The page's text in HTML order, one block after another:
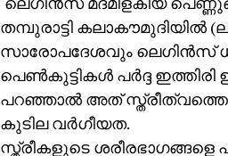
തമ്പുരാട്ടി കലാകൗമുദിയില്‍
സാരോപദേശവും ലെഗിന്‍സ്
പെണ്‍കുട്ടികള്‍ പര്‍ദ്ദ
പറഞ്ഞാല്‍ അത് സ്ത്രീത്വത്തെ
കുടില വര്‍ഗീയത.
സ്ത്രീകളുടെ ശരീരഭാഗങ്ങളെ